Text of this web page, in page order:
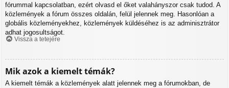
fórummal kapcsolatban, ezért olvasd el őket valahányszor csak tudod. A
közlemények a fórum összes oldalán, felül jelennek meg. Hasonlóan a
globális közleményekhez, közlemények küldéséhez is az adminisztrátor
adhat jogosultságot.
Vissza a tetejére
Mik azok a kiemelt témák?
A kiemelt témák a közlemények alatt jelennek meg a fórumokban, de